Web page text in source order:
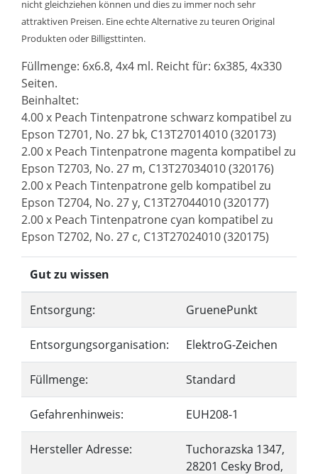
nicht gleichziehen können und dies zu immer noch sehr
attraktiven Preisen. Eine echte Alternative zu teuren Original
Produkten oder Billigsttinten.
Füllmenge: 6x6.8, 4x4 ml. Reicht für: 6x385, 4x330
Seiten.
Beinhaltet:
4.00 x Peach Tintenpatrone schwarz kompatibel zu
Epson T2701, No. 27 bk, C13T27014010 (320173)
2.00 x Peach Tintenpatrone magenta kompatibel zu
Epson T2703, No. 27 m, C13T27034010 (320176)
2.00 x Peach Tintenpatrone gelb kompatibel zu
Epson T2704, No. 27 y, C13T27044010 (320177)
2.00 x Peach Tintenpatrone cyan kompatibel zu
Epson T2702, No. 27 c, C13T27024010 (320175)
Gut zu wissen
Entsorgung: GruenePunkt
Entsorgungsorganisation: ElektroG-Zeichen
Füllmenge: Standard
Gefahrenhinweis: EUH208-1
Hersteller Adresse:
Tuchorazska 1347,
28201 Cesky Brod,